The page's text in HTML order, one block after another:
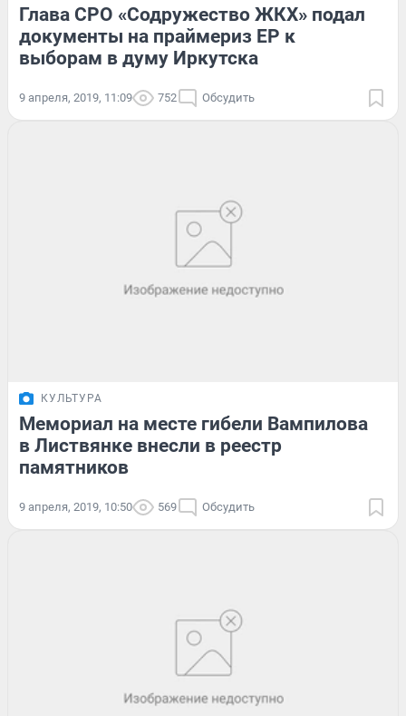
Глава СРО «Содружество ЖКХ» подал
документы на праймериз ЕР к
выборам в думу Иркутска
9 апреля, 2019, 11:09 752 Обсудить
КУЛЬТУРА
Мемориал на месте гибели Вампилова
в Листвянке внесли в реестр
памятников
9 апреля, 2019, 10:50 569 Обсудить